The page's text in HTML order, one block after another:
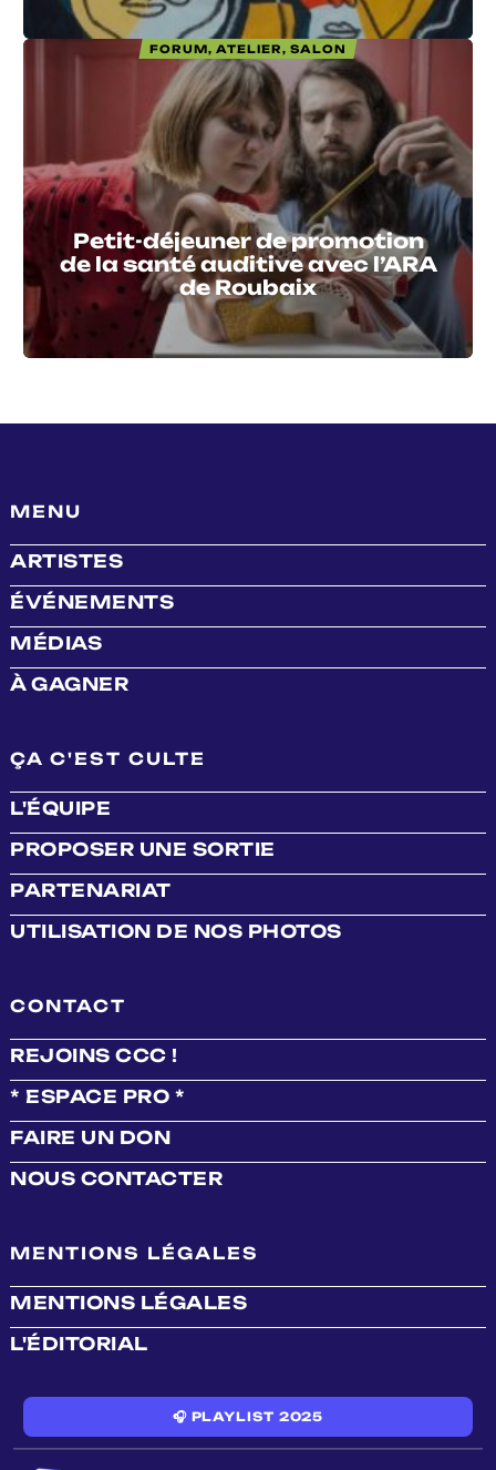
FORUM, ATELIER, SALON
Petit-déjeuner de promotion
de la santé auditive avec l’ARA
de Roubaix
MENU
ARTISTES
ÉVÉNEMENTS
MÉDIAS
À GAGNER
ÇA C'EST CULTE
L'ÉQUIPE
PROPOSER UNE SORTIE
PARTENARIAT
UTILISATION DE NOS PHOTOS
CONTACT
REJOINS CCC !
* ESPACE PRO *
FAIRE UN DON
NOUS CONTACTER
MENTIONS LÉGALES
MENTIONS LÉGALES
L'ÉDITORIAL
🎧 PLAYLIST 2025